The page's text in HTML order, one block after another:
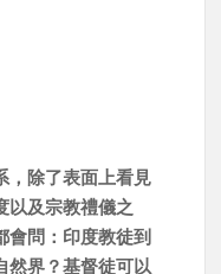
，除了表面上看見
以及宗教禮儀之
會問：印度教徒到
然界？基督徒可以